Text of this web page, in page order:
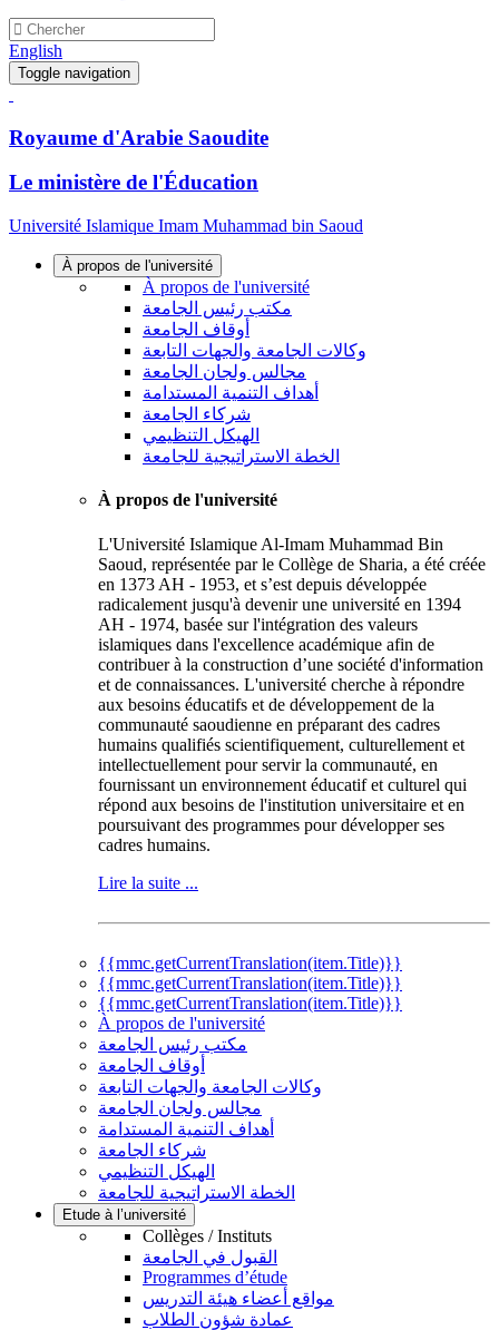
English
Toggle navigation
Royaume d'Arabie Saoudite
Le ministère de l'Éducation
Université Islamique Imam Muhammad bin Saoud
À propos de l'université
À propos de l'université
مكتب رئيس الجامعة
أوقاف الجامعة
وكالات الجامعة والجهات التابعة
مجالس ولجان الجامعة
أهداف التنمية المستدامة
شركاء الجامعة
الهيكل التنظيمي
الخطة الاستراتيجية للجامعة
À propos de l'université
L'Université Islamique Al-Imam Muhammad Bin
Saoud, représentée par le Collège de Sharia, a été créée
en 1373 AH - 1953, et s’est depuis développée
radicalement jusqu'à devenir une université en 1394
AH - 1974, basée sur l'intégration des valeurs
islamiques dans l'excellence académique afin de
contribuer à la construction d’une société d'information
et de connaissances. L'université cherche à répondre
aux besoins éducatifs et de développement de la
communauté saoudienne en préparant des cadres
humains qualifiés scientifiquement, culturellement et
intellectuellement pour servir la communauté, en
fournissant un environnement éducatif et culturel qui
répond aux besoins de l'institution universitaire et en
poursuivant des programmes pour développer ses
cadres humains.
Lire la suite ...
{{mmc.getCurrentTranslation(item.Title)}}
{{mmc.getCurrentTranslation(item.Title)}}
{{mmc.getCurrentTranslation(item.Title)}}
À propos de l'université
مكتب رئيس الجامعة
أوقاف الجامعة
وكالات الجامعة والجهات التابعة
مجالس ولجان الجامعة
أهداف التنمية المستدامة
شركاء الجامعة
الهيكل التنظيمي
الخطة الاستراتيجية للجامعة
Etude à l’université
Collèges / Instituts
القبول في الجامعة
Programmes d’étude
مواقع أعضاء هيئة التدريس
عمادة شؤون الطلاب